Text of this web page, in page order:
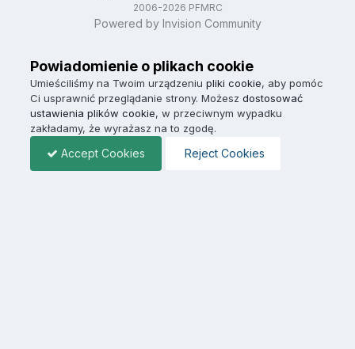
2006-2026 PFMRC
Powered by Invision Community
Powiadomienie o plikach cookie
Umieściliśmy na Twoim urządzeniu pliki cookie, aby pomóc
Ci usprawnić przeglądanie strony. Możesz dostosować
ustawienia plików cookie, w przeciwnym wypadku
zakładamy, że wyrażasz na to zgodę.
Accept Cookies Reject Cookies